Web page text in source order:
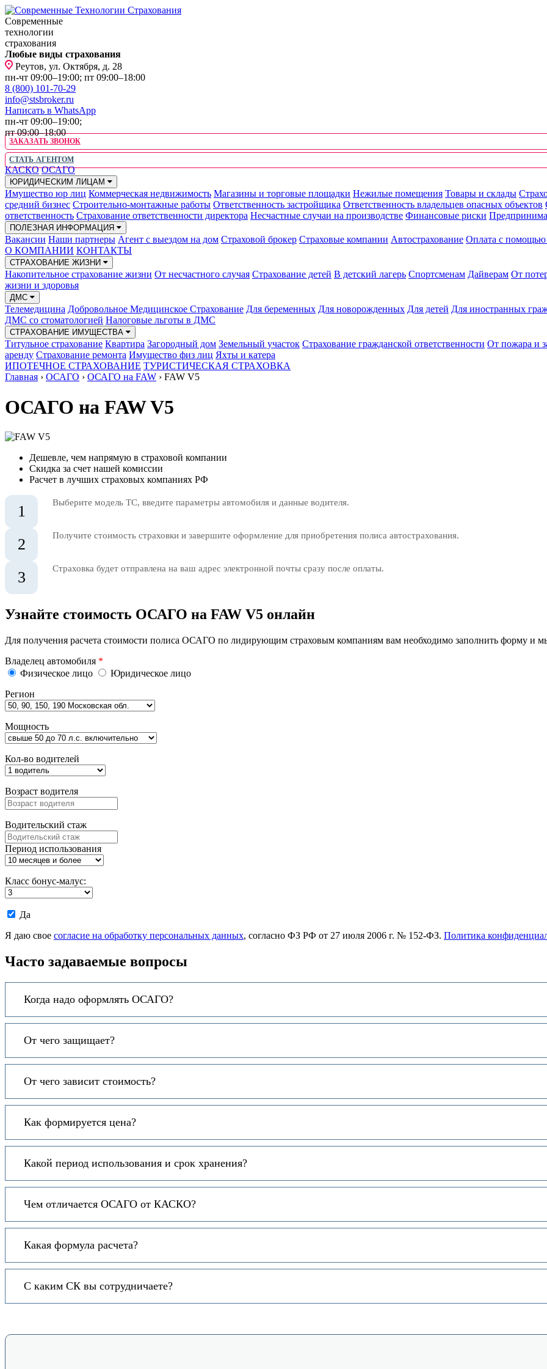
Современные
технологии
страхования
Любые виды страхования
Реутов, ул. Октября, д. 28
пн-чт 09:00–19:00; пт 09:00–18:00
8 (800) 101-70-29
info@stsbroker.ru
Написать в WhatsApp
пн-чт 09:00–19:00;
пт 09:00–18:00
ЗАКАЗАТЬ ЗВОНОК
СТАТЬ АГЕНТОМ
КАСКО ОСАГО
ЮРИДИЧЕСКИМ ЛИЦАМ
Имущество юр лиц Коммерческая недвижимость Магазины и торговые площадки Нежилые помещения Товары и склады
средний бизнес Строительно-монтажные работы Ответственность застройщика Ответственность владельцев опасных объектов
ответственность Страхование ответственности директора Несчастные случаи на производстве Финансовые риски
ПОЛЕЗНАЯ ИНФОРМАЦИЯ
Вакансии Наши партнеры Агент с выездом на дом Страховой брокер Страховые компании Автострахование Оплата с
О КОМПАНИИ КОНТАКТЫ
СТРАХОВАНИЕ ЖИЗНИ
Накопительное страхование жизни От несчастного случая Страхование детей В детский лагерь Спортсменам Дайверам От
жизни и здоровья
ДМС
Телемедицина Добровольное Медицинское Страхование Для беременных Для новорожденных Для детей Для иностранных
ДМС со стоматологией Налоговые льготы в ДМС
СТРАХОВАНИЕ ИМУЩЕСТВА
Титульное страхование Квартира Загородный дом Земельный участок Страхование гражданской ответственности От пожара и
аренду Страхование ремонта Имущество физ лиц Яхты и катера
ИПОТЕЧНОЕ СТРАХОВАНИЕ ТУРИСТИЧЕСКАЯ СТРАХОВКА
Главная › ОСАГО › ОСАГО на FAW › FAW V5
ОСАГО на FAW V5
Дешевле, чем напрямую в страховой компании
Скидка за счет нашей комиссии
Расчет в лучших страховых компаниях РФ
1 Выберите модель ТС, введите параметры автомобиля и данные водителя.
2 Получите стоимость страховки и завершите оформление для приобретения полиса автострахования.
3 Страховка будет отправлена на ваш адрес электронной почты сразу после оплаты.
Узнайте стоимость ОСАГО на FAW V5 онлайн
Для получения расчета стоимости полиса ОСАГО по лидирующим страховым компаниям вам необходимо заполнить форму и мы
Владелец автомобиля *
Физическое лицо
Юридическое лицо
Регион
Мощность
Кол-во водителей
Возраст водителя
Водительский стаж
Период использования
Класс бонус-малус:
Даю
на
моих
персональных
Да
Я даю свое согласие на обработку персональных данных, согласно ФЗ РФ от 27 июля 2006 г. № 152-ФЗ. Политика
Часто задаваемые вопросы
Когда надо оформлять ОСАГО?
От чего защищает?
От чего зависит стоимость?
Как формируется цена?
Какой период использования и срок хранения?
Чем отличается ОСАГО от КАСКО?
Какая формула расчета?
С каким СК вы сотрудничаете?